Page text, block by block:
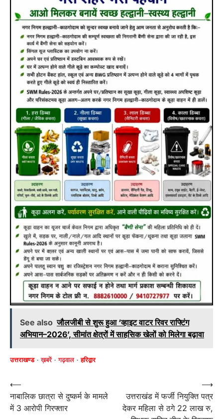
See also जौलजीबी से शुरू हुआ ‘व्हाइट वाटर रिवर राफ्टिंग
अभियान–2026’, सीमांत क्षेत्रों में साहसिक खेलों को मिलेगा बढ़ावा
उत्तराखण्ड ख़बरें गढ़वाल हरिद्वार
Post
navigation
⟵
नाबालिक छात्रा से दुष्कर्म के मामले
में 3 आरोपी गिरफ्तार
उत्तराखंड में फर्जी नियुक्ति पत्र
देकर महिला से ठगे 22 लाख रु,
⟶